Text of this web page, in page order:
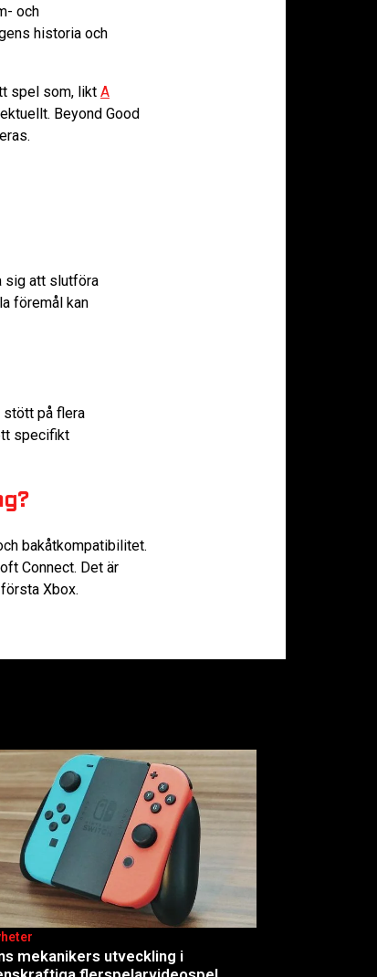
och
historia och
spel som, likt A
Beyond Good
sig att slutföra
föremål kan
stött på flera
specifikt
bakåtkompatibilitet.
Connect. Det är
Xbox.
mekanikers utveckling i